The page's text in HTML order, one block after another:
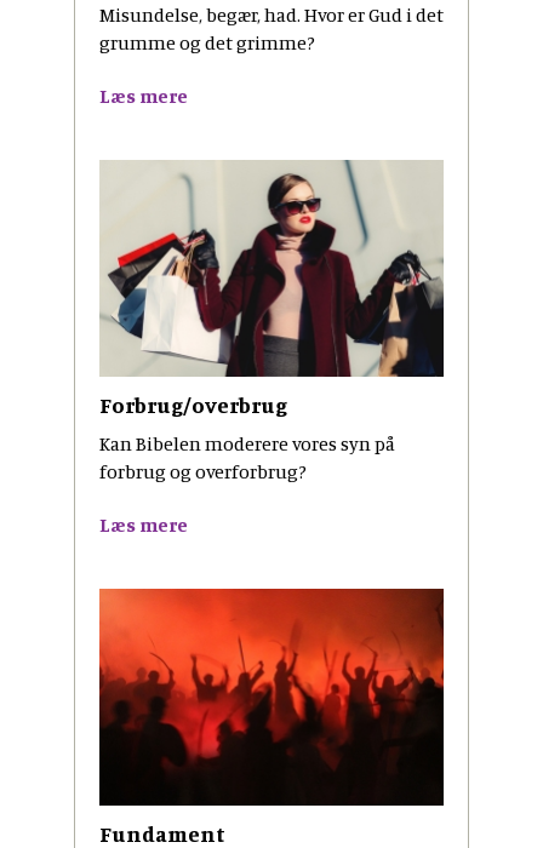
Misundelse, begær, had. Hvor er Gud i det
grumme og det grimme?
Læs mere
Forbrug/overbrug
Kan Bibelen moderere vores syn på
forbrug og overforbrug?
Læs mere
Fundament